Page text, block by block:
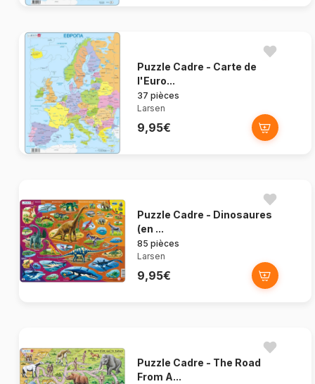
Puzzle Cadre - Carte de
l'Euro...
37 pièces
Larsen
9,95€
Puzzle Cadre - Dinosaures
(en ...
85 pièces
Larsen
9,95€
Puzzle Cadre - The Road
From A...